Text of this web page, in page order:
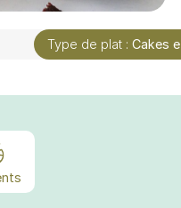
Type de plat : Cakes